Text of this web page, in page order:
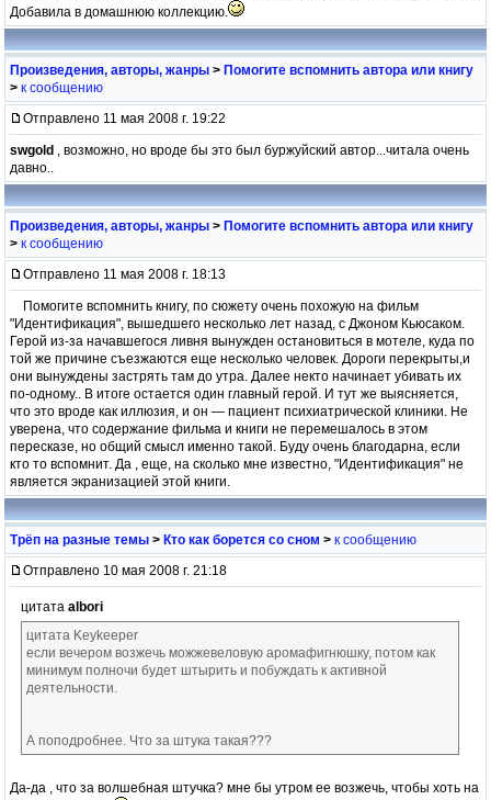
Добавила в домашнюю коллекцию.
Произведения, авторы, жанры > Помогите вспомнить автора или книгу
> к сообщению
Отправлено 11 мая 2008 г. 19:22
swgold , возможно, но вроде бы это был буржуйский автор...читала очень
давно..
Произведения, авторы, жанры > Помогите вспомнить автора или книгу
> к сообщению
Отправлено 11 мая 2008 г. 18:13
Помогите вспомнить книгу, по сюжету очень похожую на фильм
"Идентификация", вышедшего несколько лет назад, с Джоном Кьюсаком.
Герой из-за начавшегося ливня вынужден остановиться в мотеле, куда по
той же причине съезжаются еще несколько человек. Дороги перекрыты,и
они вынуждены застрять там до утра. Далее некто начинает убивать их
по-одному.. В итоге остается один главный герой. И тут же выясняется,
что это вроде как иллюзия, и он — пациент психиатрической клиники. Не
уверена, что содержание фильма и книги не перемешалось в этом
пересказе, но общий смысл именно такой. Буду очень благодарна, если
кто то вспомнит. Да , еще, на сколько мне известно, "Идентификация" не
является экранизацией этой книги.
Трёп на разные темы > Кто как борется со сном > к сообщению
Отправлено 10 мая 2008 г. 21:18
цитата albori
цитата Keykeeper
если вечером возжечь можжевеловую аромафигнюшку, потом как
минимум полночи будет штырить и побуждать к активной
деятельности.
А поподробнее. Что за штука такая???
Да-да , что за волшебная штучка? мне бы утром ее возжечь, чтобы хоть на